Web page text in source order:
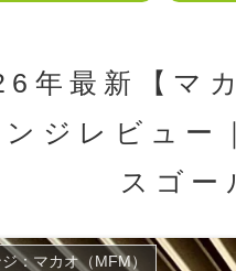
年最新【マ
ンジレビュー
スゴ
：マカオ（MFM）